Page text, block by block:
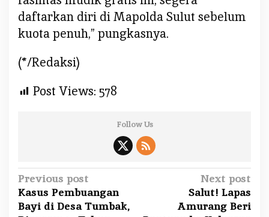
daftarkan diri di Mapolda Sulut sebelum
kuota penuh,” pungkasnya.
(*/Redaksi)
Post Views: 578
Follow Us
P
o
s
Previous post
Kasus Pembuangan
Bayi di Desa Tumbak,
Next post
Salut! Lapas
Amurang Beri